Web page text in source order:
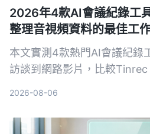
2026年4款AI會議紀錄工
整理音視頻資料的最佳工
本文實測4款熱門AI會議紀錄
訪談到網路影片，比較
2026-08-06